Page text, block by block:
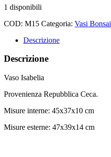
1 disponibili
COD: M15 Categoria: Vasi Bonsai
Descrizione
Descrizione
Vaso Isabelia
Provenienza Repubblica Ceca.
Misure interne: 45x37x10 cm
Misure esterne: 47x39x14 cm